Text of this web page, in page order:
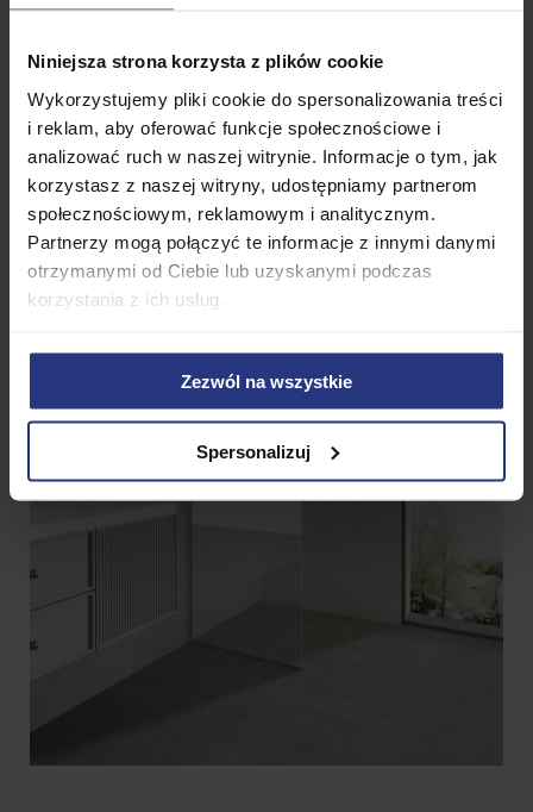
Niniejsza strona korzysta z plików cookie
Wykorzystujemy pliki cookie do spersonalizowania treści
i reklam, aby oferować funkcje społecznościowe i
analizować ruch w naszej witrynie. Informacje o tym, jak
korzystasz z naszej witryny, udostępniamy partnerom
społecznościowym, reklamowym i analitycznym.
Partnerzy mogą połączyć te informacje z innymi danymi
otrzymanymi od Ciebie lub uzyskanymi podczas
korzystania z ich usług.
Zezwól na wszystkie
Spersonalizuj
20 mm), 1 regulowany drążek stabilizujący